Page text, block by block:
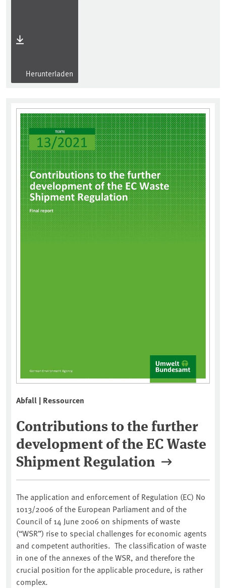
Herunterladen
Abfall | Ressourcen
Contributions to the further
development of the EC Waste
Shipment Regulation
The application and enforcement of Regulation (EC) No
1013/2006 of the European Parliament and of the
Council of 14 June 2006 on shipments of waste
(“WSR”) rise to special challenges for economic agents
and competent authorities. The classification of waste
in one of the annexes of the WSR, and therefore the
crucial position for the applicable procedure, is rather
complex.